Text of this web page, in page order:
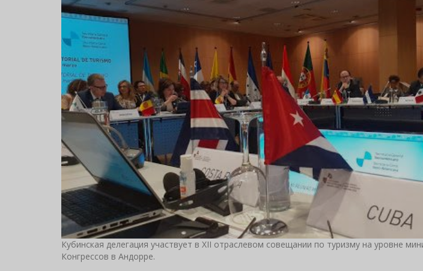
Кубинская делегация участвует в XII отраслевом совещании по туризму на уровне
Конгрессов в Андорре.